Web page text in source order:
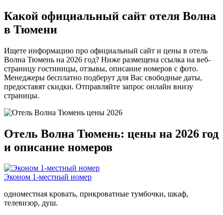
Какой официальный сайт отеля Волна
в Тюмени
Ищете информацию про официальный сайт и цены в отель
Волна Тюмень на 2026 год? Ниже размещена ссылка на веб-
страницу гостиницы, отзывы, описание номеров с фото.
Менеджеры бесплатно подберут для Вас свободные даты,
предоставят скидки. Отправляйте запрос онлайн внизу
страницы.
Отель Волна Тюмень: цены на 2026 год
и описание номеров
Эконом 1-местный номер
одноместная кровать, прикроватные тумбочки, шкаф,
телевизор, душ.